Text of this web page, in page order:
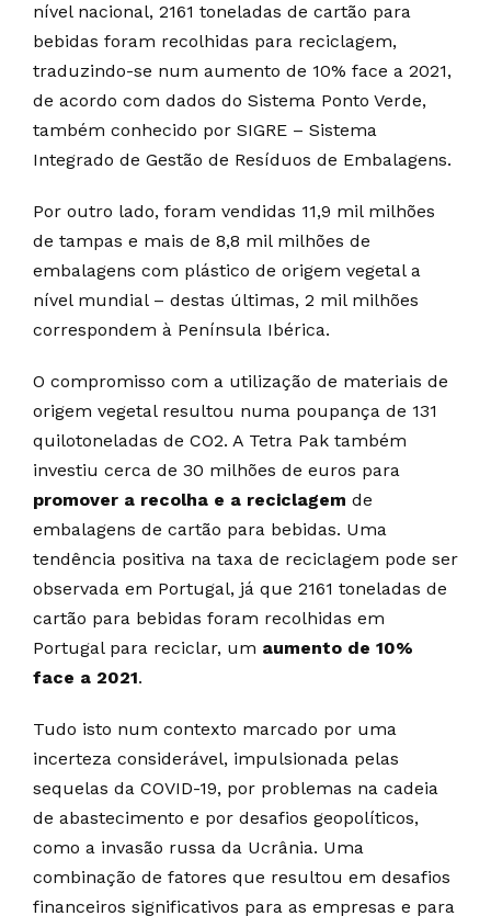
nível nacional, 2161 toneladas de cartão para
bebidas foram recolhidas para reciclagem,
traduzindo-se num aumento de 10% face a 2021,
de acordo com dados do Sistema Ponto Verde,
também conhecido por SIGRE – Sistema
Integrado de Gestão de Resíduos de Embalagens.
Por outro lado, foram vendidas 11,9 mil milhões
de tampas e mais de 8,8 mil milhões de
embalagens com plástico de origem vegetal a
nível mundial – destas últimas, 2 mil milhões
correspondem à Península Ibérica.
O compromisso com a utilização de materiais de
origem vegetal resultou numa poupança de 131
quilotoneladas de CO2. A Tetra Pak também
investiu cerca de 30 milhões de euros para
promover a recolha e a reciclagem de
embalagens de cartão para bebidas. Uma
tendência positiva na taxa de reciclagem pode ser
observada em Portugal, já que 2161 toneladas de
cartão para bebidas foram recolhidas em
Portugal para reciclar, um aumento de 10%
face a 2021.
Tudo isto num contexto marcado por uma
incerteza considerável, impulsionada pelas
sequelas da COVID-19, por problemas na cadeia
de abastecimento e por desafios geopolíticos,
como a invasão russa da Ucrânia. Uma
combinação de fatores que resultou em desafios
financeiros significativos para as empresas e para